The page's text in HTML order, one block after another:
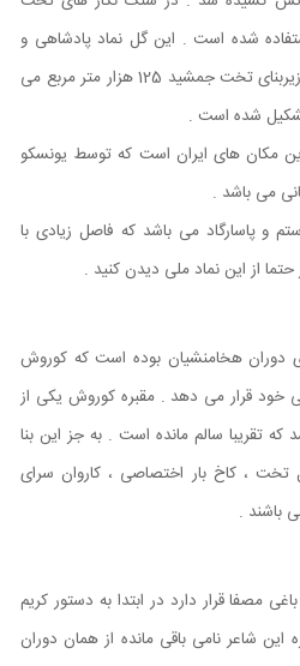
شده است . این گل نماد پادشاهی و
پادشاهان هخامنشی بوده است . زیربنای تخت جمشید 125 هزار متر مربع می
شده است .
مکان های ایران است که توسط یونسکو
می باشد .
پاسارگاد می باشد که فاصل زیادی با
از این نماد ملی دیدن کنید .
دوران هخامنشیان بوده است که کوروش
خود قرار می دهد . مقبره کوروش یکی از
که تقریبا سالم مانده است . به جز این بنا
تخت ، کاخ بار اختصاصی ، کاروان سرای
باشند .
مصفا قرار دارد در ابتدا به دستور کریم
شاعر نامی باقی مانده از همان دوران